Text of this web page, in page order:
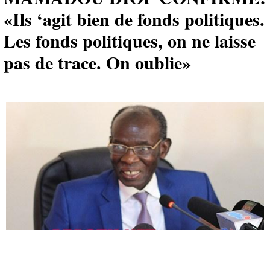
«Ils ‘agit bien de fonds politiques.
Les fonds politiques, on ne laisse
pas de trace. On oublie»